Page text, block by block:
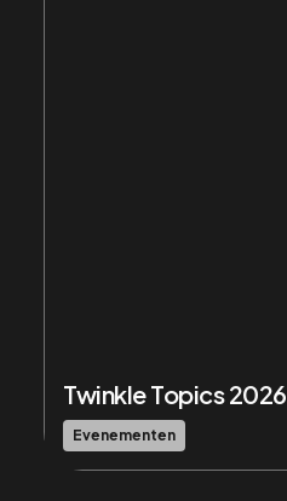
Twinkle Topics 2026
Evenementen